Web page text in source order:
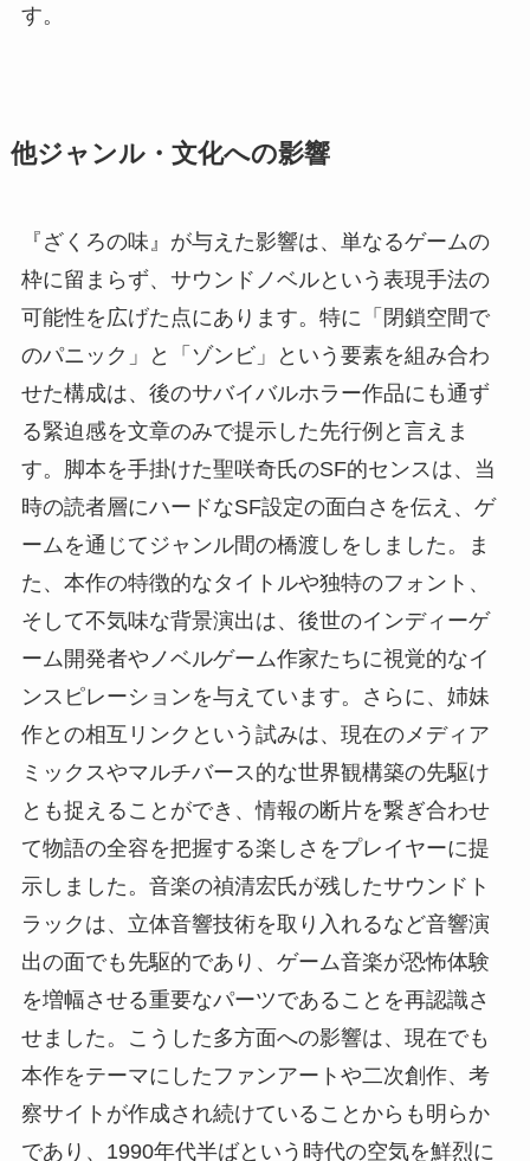
す。
他ジャンル・文化への影響
『ざくろの味』が与えた影響は、単なるゲームの
枠に留まらず、サウンドノベルという表現手法の
可能性を広げた点にあります。特に「閉鎖空間で
のパニック」と「ゾンビ」という要素を組み合わ
せた構成は、後のサバイバルホラー作品にも通ず
る緊迫感を文章のみで提示した先行例と言えま
す。脚本を手掛けた聖咲奇氏のSF的センスは、当
時の読者層にハードなSF設定の面白さを伝え、ゲ
ームを通じてジャンル間の橋渡しをしました。ま
た、本作の特徴的なタイトルや独特のフォント、
そして不気味な背景演出は、後世のインディーゲ
ーム開発者やノベルゲーム作家たちに視覚的なイ
ンスピレーションを与えています。さらに、姉妹
作との相互リンクという試みは、現在のメディア
ミックスやマルチバース的な世界観構築の先駆け
とも捉えることができ、情報の断片を繋ぎ合わせ
て物語の全容を把握する楽しさをプレイヤーに提
示しました。音楽の禎清宏氏が残したサウンドト
ラックは、立体音響技術を取り入れるなど音響演
出の面でも先駆的であり、ゲーム音楽が恐怖体験
を増幅させる重要なパーツであることを再認識さ
せました。こうした多方面への影響は、現在でも
本作をテーマにしたファンアートや二次創作、考
察サイトが作成され続けていることからも明らか
であり、1990年代半ばという時代の空気を鮮烈に